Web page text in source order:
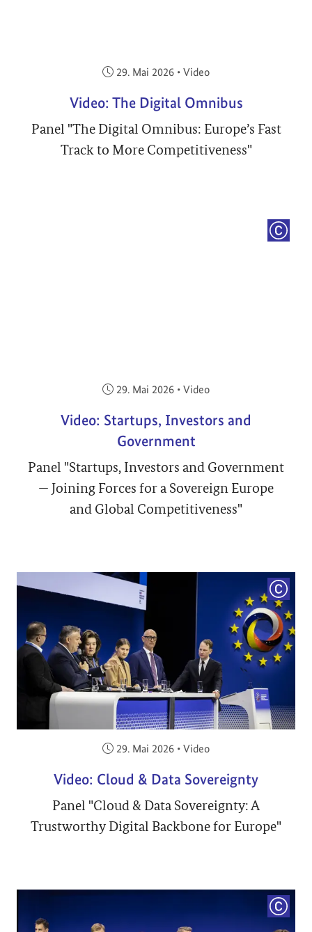
Veröffentlicht am:
29. Mai 2026 • Video
Video: The Digital Omnibus
Panel "The Digital Omnibus: Europe’s Fast
Track to More Competitiveness"
Veröffentlicht am:
29. Mai 2026 • Video
Video: Startups, Investors and
Government
Panel "Startups, Investors and Government
— Joining Forces for a Sovereign Europe
and Global Competitiveness"
Veröffentlicht am:
29. Mai 2026 • Video
Video: Cloud & Data Sovereignty
Panel "Cloud & Data Sovereignty: A
Trustworthy Digital Backbone for Europe"